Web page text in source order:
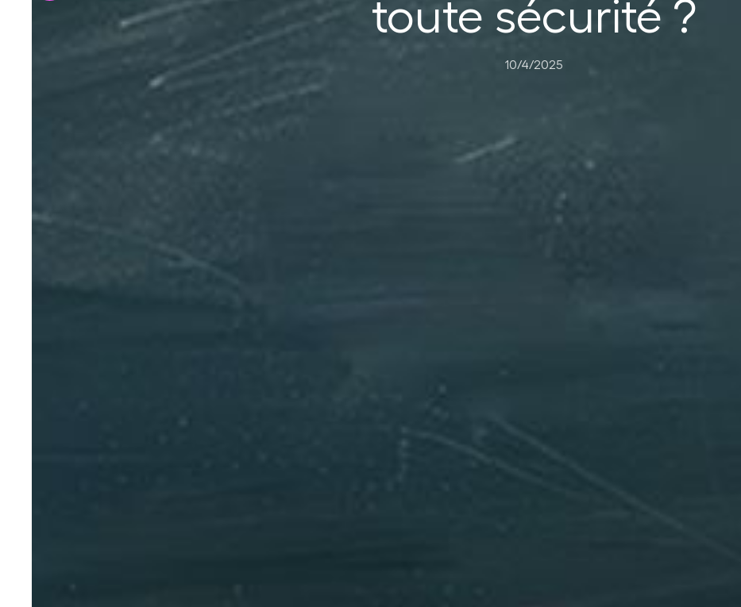
toute sécurité ?
10/4/2025